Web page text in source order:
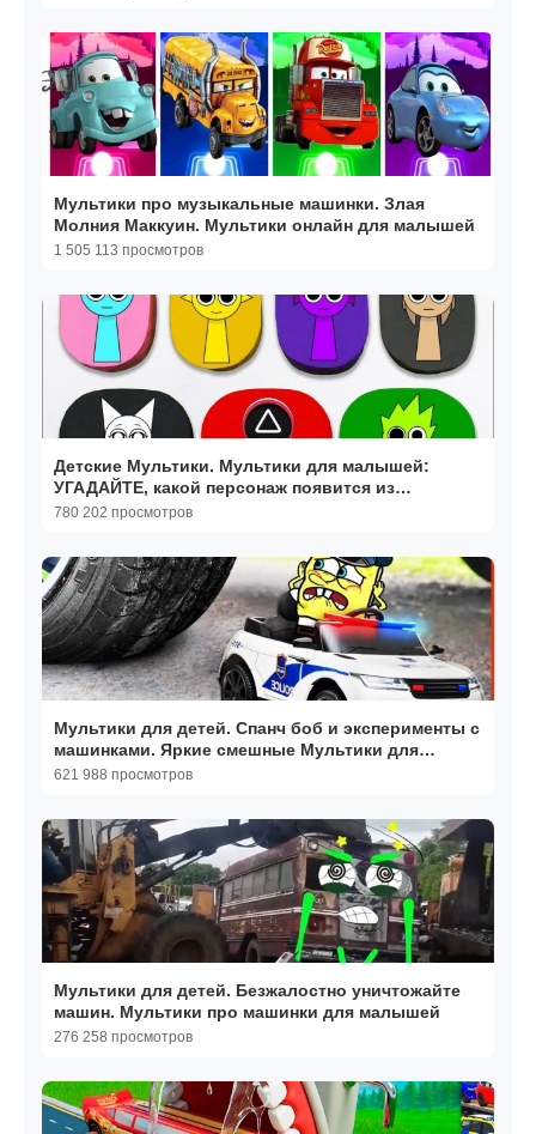
Мультики про музыкальные машинки. Злая
Молния Маккуин. Мультики онлайн для малышей
1 505 113 просмотров
Детские Мультики. Мультики для малышей:
УГАДАЙТЕ, какой персонаж появится из
пластилиновых кубиков
780 202 просмотров
Мультики для детей. Спанч боб и эксперименты с
машинками. Яркие смешные Мультики для
малышей
621 988 просмотров
Мультики для детей. Безжалостно уничтожайте
машин. Мультики про машинки для малышей
276 258 просмотров